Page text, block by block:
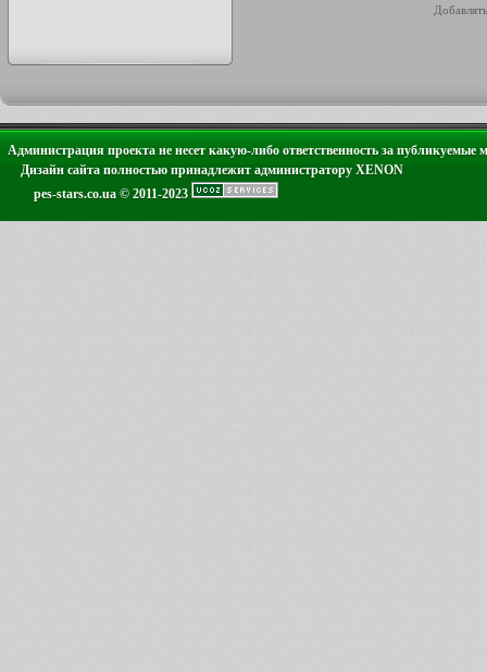
Администрация проекта не несет какую-либо ответственность за публикуемые
Дизайн сайта полностью принадлежит администратору XENON
pes-stars.co.ua © 2011-2023